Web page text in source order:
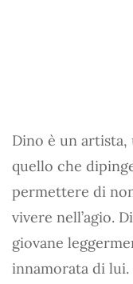
Dino è un
quello che
permettere di
vivere nell’agio.
giovane
innamorata di lui.